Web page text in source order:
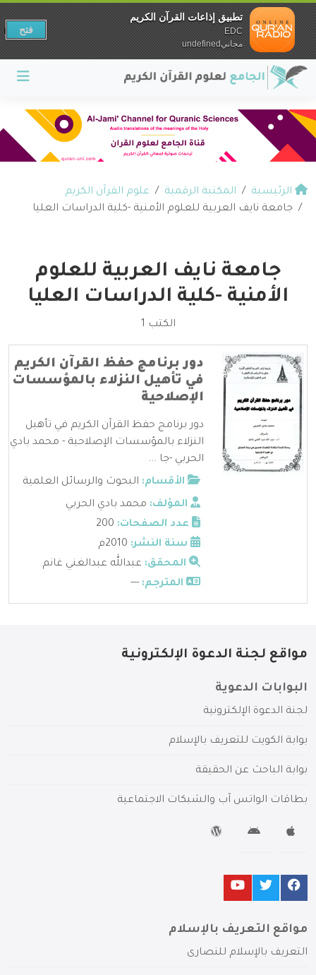
الرئيسية المكتبة الرقمية
علوم القرآن الكريم
جامعة نايف العربية للعلوم الأمنية -كلية الدراسات العليا
جامعة نايف العربية للعلوم
الأمنية -كلية الدراسات العليا
الكتب 1
دور برنامج حفظ القرآن الكريم
في تأهيل النزلاء بالمؤسسات
الإصلاحية
دور برنامج حفظ القرآن الكريم في تأهيل
النزلاء بالمؤسسات الإصلاحية - محمد بادي
الحربي -جا ...
الأقسام: البحوث والرسائل العلمية
المؤلف: محمد بادي الحربي
عدد الصفحات:
سنة النشر:
المحقق: عبدالله عبدالغني غانم
المترجم: ---
مواقع لجنة الدعوة الإلكترونية
البوابات الدعوية
لجنة الدعوة الإلكترونية
بوابة الكويت للتعريف بالإسلام
بوابة الباحث عن الحقيقة
بطاقات الواتس آب والشبكات الاجتماعية
مواقع التعريف بالإسلام
التعريف بالإسلام للنصارى
تطبيق إذاعات القرآن الكريم
EDC
مجانيundefined
فتح